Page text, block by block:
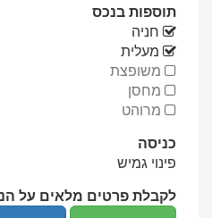
תוספות בנכס
יש
חניה
יש
מעלית
אין
משופצת
אין
מחסן
אין
מרוהט
כניסה
פינוי גמיש
לקבלת פרטים מלאים על